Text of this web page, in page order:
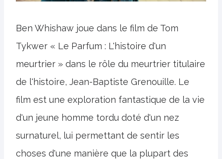
Ben Whishaw joue dans le film de Tom
Tykwer « Le Parfum : L'histoire d'un
meurtrier » dans le rôle du meurtrier titulaire
de l'histoire, Jean-Baptiste Grenouille. Le
film est une exploration fantastique de la vie
d'un jeune homme tordu doté d'un nez
surnaturel, lui permettant de sentir les
choses d'une manière que la plupart des